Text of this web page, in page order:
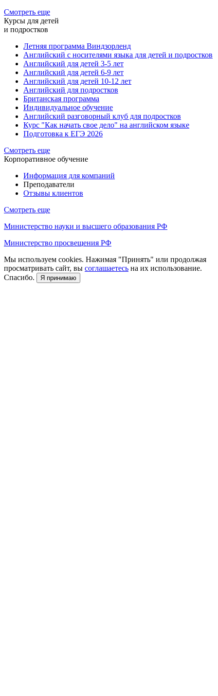
Смотреть еще
Курсы для детей
и подростков
Летняя программа Виндзорленд
Английский с носителями языка для детей и подростков
Английский для детей 3-5 лет
Английский для детей 6-9 лет
Английский для детей 10-12 лет
Английский для подростков
Британская программа
Индивидуальное обучение
Английский разговорный клуб для подростков
Курс "Как начать свое дело" на английском языке
Подготовка к ЕГЭ 2026
Смотреть еще
Корпоративное обучение
Информация для компаний
Преподаватели
Отзывы клиентов
Смотреть еще
Министерство науки и высшего образования РФ
Министерство просвещения РФ
Мы используем cookies. Нажимая "Принять" или продолжая
просматривать сайт, вы соглашаетесь на их использование.
Спасибо.
Я принимаю